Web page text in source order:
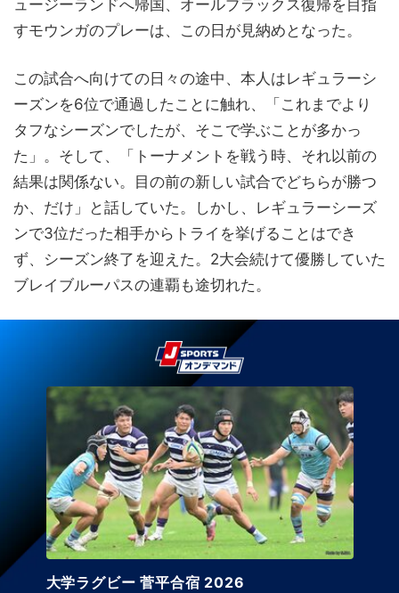
ュージーランドへ帰国、オールブラックス復帰を目指
すモウンガのプレーは、この日が見納めとなった。
この試合へ向けての日々の途中、本人はレギュラーシ
ーズンを6位で通過したことに触れ、「これまでより
タフなシーズンでしたが、そこで学ぶことが多かっ
た」。そして、「トーナメントを戦う時、それ以前の
結果は関係ない。目の前の新しい試合でどちらが勝つ
か、だけ」と話していた。しかし、レギュラーシーズ
ンで3位だった相手からトライを挙げることはでき
ず、シーズン終了を迎えた。2大会続けて優勝していた
ブレイブルーパスの連覇も途切れた。
大学ラグビー 菅平合宿 2026